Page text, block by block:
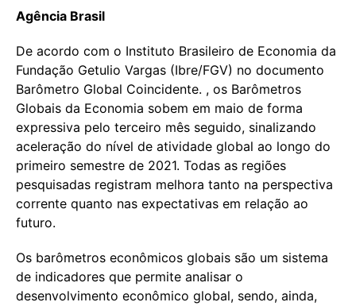
Agência Brasil
De acordo com o Instituto Brasileiro de Economia da
Fundação Getulio Vargas (Ibre/FGV) no documento
Barômetro Global Coincidente. , os Barômetros
Globais da Economia sobem em maio de forma
expressiva pelo terceiro mês seguido, sinalizando
aceleração do nível de atividade global ao longo do
primeiro semestre de 2021. Todas as regiões
pesquisadas registram melhora tanto na perspectiva
corrente quanto nas expectativas em relação ao
futuro.
Os barômetros econômicos globais são um sistema
de indicadores que permite analisar o
desenvolvimento econômico global, sendo, ainda,